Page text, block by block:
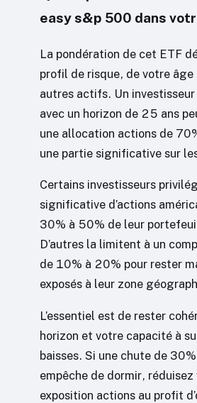
easy s&p 500 dans
La pondération de cet ETF
profil de risque, de votre âge
autres actifs. Un
avec un horizon de 25 ans
une allocation actions de
une partie significative sur
Certains investisseurs
significative d’actions
30% à 50% de leur
D’autres la limitent à un
de 10% à 20% pour rester
exposés à leur zone
L’essentiel est de rester
horizon et votre capacité à
baisses. Si une chute de
empêche de dormir,
exposition actions au profit